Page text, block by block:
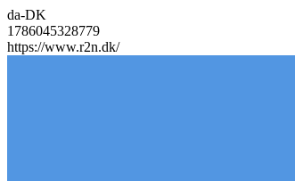
da-DK
1786045328779
https://www.r2n.dk/